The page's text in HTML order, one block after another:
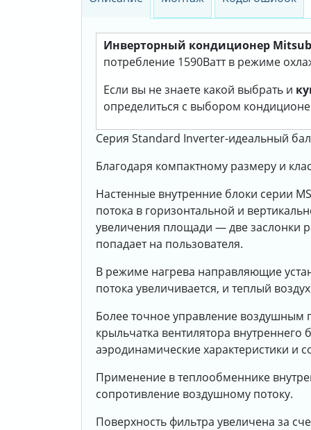
Инверторный кондиционер
потребление 1590Ватт в режиме
Если вы не знаете какой выбрать и
определиться с выбором
Серия Standard Inverter-идеальный
Благодаря компактному размеру и
Настенные внутренние блоки серии
потока в горизонтальной и
увеличения площади — две заслонки
попадает на пользователя.
В режиме нагрева направляющие
потока увеличивается, и теплый
Более точное управление воздушным
крыльчатка вентилятора
аэродинамические характеристики и
Применение в теплообменнике
сопротивление воздушному потоку.
Поверхность фильтра увеличена за